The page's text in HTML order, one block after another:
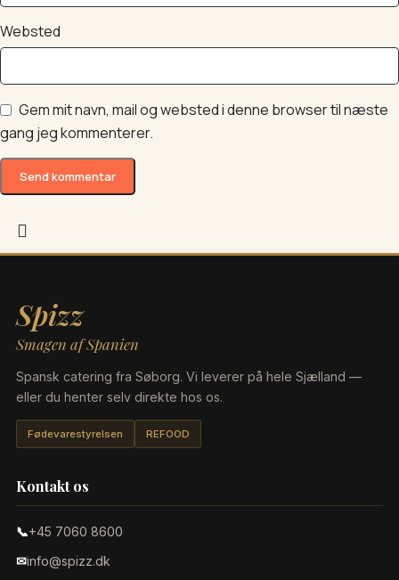
Websted
Gem mit navn, mail og websted i denne browser til næste
gang jeg kommenterer.
Spizz
Smagen af Spanien
Spansk catering fra Søborg. Vi leverer på hele Sjælland —
eller du henter selv direkte hos os.
Fødevarestyrelsen REFOOD
Kontakt os
📞+45 7060 8600
✉info@spizz.dk